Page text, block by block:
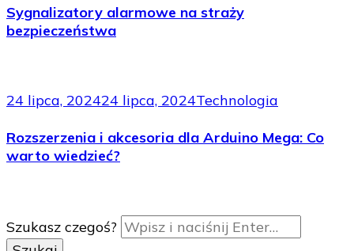
Sygnalizatory alarmowe na straży
bezpieczeństwa
24 lipca, 202424 lipca, 2024Technologia
Rozszerzenia i akcesoria dla Arduino Mega: Co
warto wiedzieć?
Szukasz czegoś?